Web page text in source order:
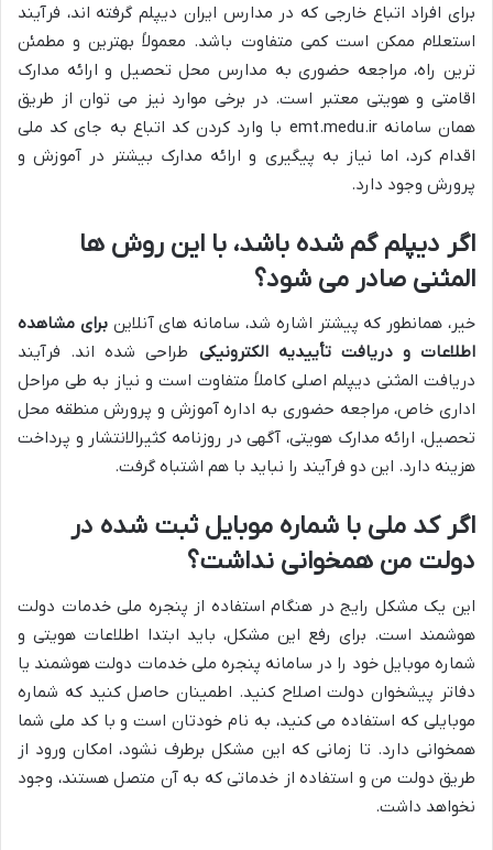
برای افراد اتباع خارجی که در مدارس ایران دیپلم گرفته اند، فرآیند
استعلام ممکن است کمی متفاوت باشد. معمولاً بهترین و مطمئن
ترین راه، مراجعه حضوری به مدارس محل تحصیل و ارائه مدارک
اقامتی و هویتی معتبر است. در برخی موارد نیز می توان از طریق
همان سامانه emt.medu.ir با وارد کردن کد اتباع به جای کد ملی
اقدام کرد، اما نیاز به پیگیری و ارائه مدارک بیشتر در آموزش و
پرورش وجود دارد.
اگر دیپلم گم شده باشد، با این روش ها
المثنی صادر می شود؟
خیر، همانطور که پیشتر اشاره شد، سامانه های آنلاینبرای مشاهده
اطلاعات و دریافت تأییدیه الکترونیکی طراحی شده اند. فرآیند
دریافت المثنی دیپلم اصلی کاملاً متفاوت است و نیاز به طی مراحل
اداری خاص، مراجعه حضوری به اداره آموزش و پرورش منطقه محل
تحصیل، ارائه مدارک هویتی، آگهی در روزنامه کثیرالانتشار و پرداخت
هزینه دارد. این دو فرآیند را نباید با هم اشتباه گرفت.
اگر کد ملی با شماره موبایل ثبت شده در
دولت من همخوانی نداشت؟
این یک مشکل رایج در هنگام استفاده از پنجره ملی خدمات دولت
هوشمند است. برای رفع این مشکل، باید ابتدا اطلاعات هویتی و
شماره موبایل خود را در سامانه پنجره ملی خدمات دولت هوشمند یا
دفاتر پیشخوان دولت اصلاح کنید. اطمینان حاصل کنید که شماره
موبایلی که استفاده می کنید، به نام خودتان است و با کد ملی شما
همخوانی دارد. تا زمانی که این مشکل برطرف نشود، امکان ورود از
طریق دولت من و استفاده از خدماتی که به آن متصل هستند، وجود
نخواهد داشت.